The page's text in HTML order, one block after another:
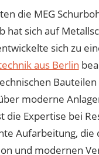
die MEG
sich auf
sich zu
aus Berlin
moderne
die Expertise bei
Aufarbeitung,
und modernen